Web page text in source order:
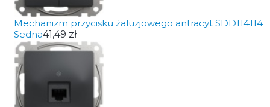
Mechanizm przycisku żaluzjowego antracyt SDD114114
Sedna41,49 zł